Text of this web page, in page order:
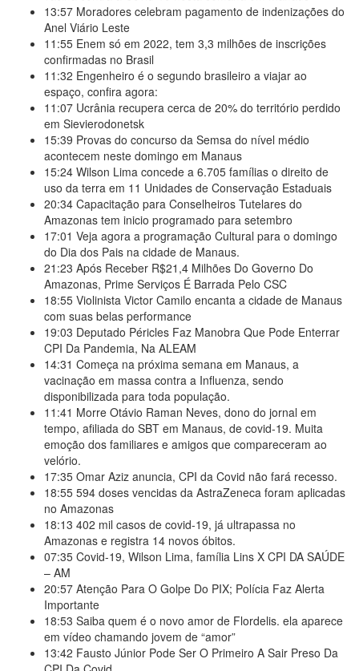
13:57 Moradores celebram pagamento de indenizações do
Anel Viário Leste
11:55 Enem só em 2022, tem 3,3 milhões de inscrições
confirmadas no Brasil
11:32 Engenheiro é o segundo brasileiro a viajar ao
espaço, confira agora:
11:07 Ucrânia recupera cerca de 20% do território perdido
em Sievierodonetsk
15:39 Provas do concurso da Semsa do nível médio
acontecem neste domingo em Manaus
15:24 Wilson Lima concede a 6.705 famílias o direito de
uso da terra em 11 Unidades de Conservação Estaduais
20:34 Capacitação para Conselheiros Tutelares do
Amazonas tem inicio programado para setembro
17:01 Veja agora a programação Cultural para o domingo
do Dia dos Pais na cidade de Manaus.
21:23 Após Receber R$21,4 Milhões Do Governo Do
Amazonas, Prime Serviços É Barrada Pelo CSC
18:55 Violinista Victor Camilo encanta a cidade de Manaus
com suas belas performance
19:03 Deputado Péricles Faz Manobra Que Pode Enterrar
CPI Da Pandemia, Na ALEAM
14:31 Começa na próxima semana em Manaus, a
vacinação em massa contra a Influenza, sendo
disponibilizada para toda população.
11:41 Morre Otávio Raman Neves, dono do jornal em
tempo, afiliada do SBT em Manaus, de covid-19. Muita
emoção dos familiares e amigos que compareceram ao
velório.
17:35 Omar Aziz anuncia, CPI da Covid não fará recesso.
18:55 594 doses vencidas da AstraZeneca foram aplicadas
no Amazonas
18:13 402 mil casos de covid-19, já ultrapassa no
Amazonas e registra 14 novos óbitos.
07:35 Covid-19, Wilson Lima, família Lins X CPI DA SAÚDE
– AM
20:57 Atenção Para O Golpe Do PIX; Polícia Faz Alerta
Importante
18:53 Saiba quem é o novo amor de Flordelis. ela aparece
em vídeo chamando jovem de “amor”
13:42 Fausto Júnior Pode Ser O Primeiro A Sair Preso Da